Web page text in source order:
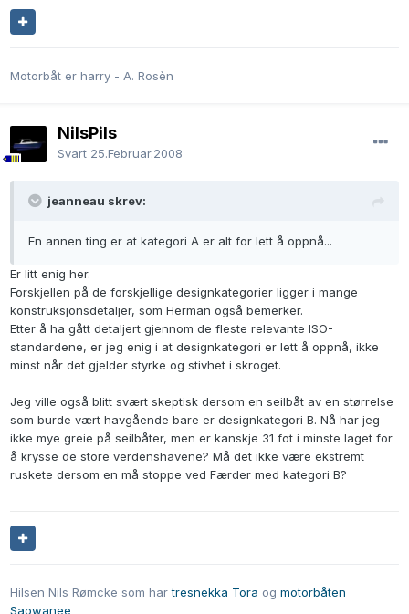
Motorbåt er harry - A. Rosèn
NilsPils
Svart 25.Februar.2008
jeanneau skrev:
En annen ting er at kategori A er alt for lett å oppnå...
Er litt enig her.
Forskjellen på de forskjellige designkategorier ligger i mange
konstruksjonsdetaljer, som Herman også bemerker.
Etter å ha gått detaljert gjennom de fleste relevante ISO-
standardene, er jeg enig i at designkategori er lett å oppnå, ikke
minst når det gjelder styrke og stivhet i skroget.
Jeg ville også blitt svært skeptisk dersom en seilbåt av en størrelse
som burde vært havgående bare er designkategori B. Nå har jeg
ikke mye greie på seilbåter, men er kanskje 31 fot i minste laget for
å krysse de store verdenshavene? Må det ikke være ekstremt
ruskete dersom en må stoppe ved Færder med kategori B?
Hilsen Nils Rømcke som hartresnekka Tora og motorbåten
Saowanee